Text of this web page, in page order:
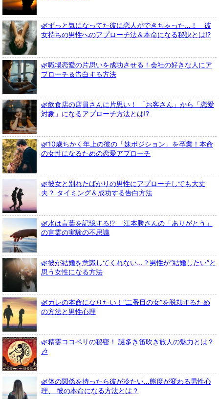
🌿ずっと気になってた彼に恋人ができちゃった…！ 彼
女持ちの男性へのアプローチ法＆本命になる秘訣とは!?
🌿職場恋愛の片思いを成功させる！会社の好きな人にア
プローチ＆告白する方法
🌿飲食店の店員さんに片思い！ 「お客さん」から「恋愛
対象」になるアプローチ方法とは!?
🌿10歳ちかく年上の彼の「妹ポジション」を卒業！本命
の女性になるための恋愛アプローチ
🌿彼女と別れたばかりの男性にアプローチしても大丈
夫？ タイミング＆成功する告白方法
🌿水は言葉を記憶する!? 江本勝さんの「ありがとう」
の言霊の実験の不思議
🌿彼が結婚を意識してくれない…？男性が“結婚したい”と
思う女性になる方法
🌿カレの本命になりたい！“二番目の女”を脱却するため
の方法と男性心理
🌿精霊ココペリの秘密！ 謎多き笛吹き旅人の魅力とは？
🎶
🌿体の関係を持ったら彼が冷たい…態度が変わる男性心
理、 彼の本命になる方法とは？